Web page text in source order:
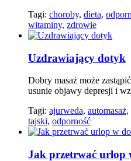
Tagi: choroby, dieta,
witaminy, zdrowie
Uzdrawiający dotyk
Dobry masaż może
usunie objawy depresji i
Tagi: ajurweda, automasaż,
tajski, odporność
Jak przetrwać urlop